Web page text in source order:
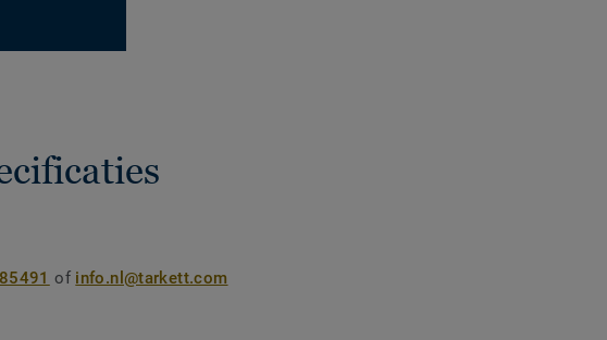
of info.nl@tarkett.com